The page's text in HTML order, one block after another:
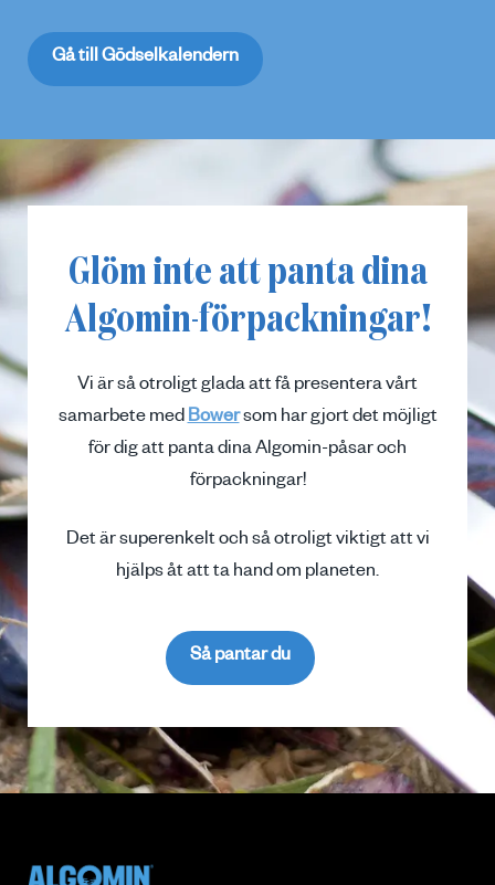
Gå till Gödselkalendern
Glöm inte att panta dina
Algomin-förpackningar!
Vi är så otroligt glada att få presentera vårt
samarbete medBowersom har gjort det möjligt
för dig att panta dina Algomin-påsar och
förpackningar!
Det är superenkelt och så otroligt viktigt att vi
hjälps åt att ta hand om planeten.
Så pantar du